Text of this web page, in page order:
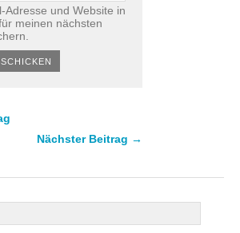
Adresse und Website in
meinen nächsten
Nächster Beitrag →